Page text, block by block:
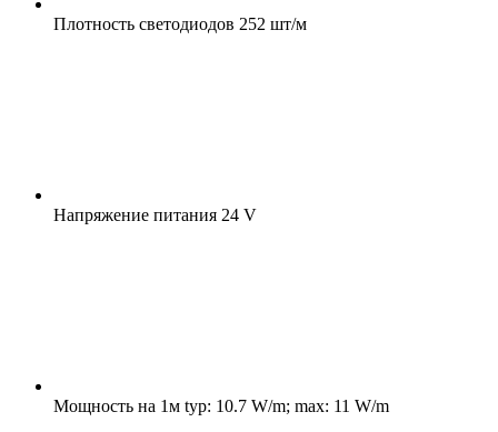
Плотность светодиодов 252 шт/м
Напряжение питания 24 V
Мощность на 1м typ: 10.7 W/m; max: 11 W/m